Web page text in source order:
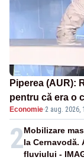
Piperea (AUR):
pentru că era o
pensii
Economie·2 aug. 2026,
2Mobilizare
la Cernavodă.
fluviului -